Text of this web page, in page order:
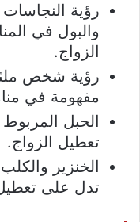
رؤية النجاسات
والبول في
الزواج.
رؤية شخص
مفهومة في
الحبل
تعطيل الزواج.
الخنزير
تدل على